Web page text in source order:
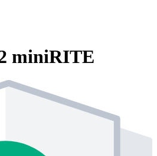
miniRITE